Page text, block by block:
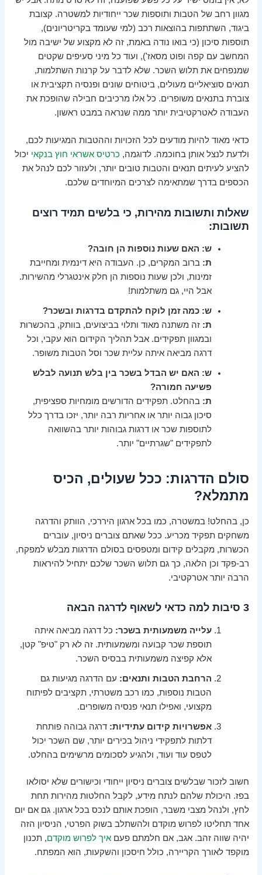
מגוון רחב של הטבות ותוספות שכר ייחודיות למשטרה. קצובת
ביגוד, השתתפות בהוצאות רכב (למי שעומד בקריטריונים),
תוספות סיכון (כי בואו נודה באמת, זה לא מקצוע של ישיבה מול
המחשב עם קפה ופוט מסאז'), ועוד כל מיני סעיפים שקטים
שמנפחים את תלוש השכר. שלא לדבר על קרנות השתלמות,
תנאים סוציאליים מעולים, ביטוחים שונים ופנסיה תקציבית או
צוברת בתנאים משופרים. כל אלו מרכיבים חבילה שהופכת את
העבודה לאטרקטיבית יותר ממה שנראה במבט ראשון.
כדאי מאוד להיות מודעים לכל הזכויות וההטבות המגיעות לכם,
ולדעת לנצל אותן בחוכמה. לדוגמה, כרטיס אשראי חוץ בנקאי יכול
להציע לעיתים תנאים והטבות טובים יותר, ולעזור לכם לנהל את
הכספים בדרך שמתאימה לצרכים המיוחדים שלכם.
שאלות ותשובות מהירות, כי בלשים תמיד רוצים
תשובות:
ש: האם שעות נוספות הן חובה?
ת: ברוב המקרים, כן. העבודה היא דינמית ומחייבת
זמינות, ולכן שעות נוספות הן חלק אינטגרלי מהשירות.
אבל היי, גם משתלמות!
ש: כמה זמן לוקח להתקדם בדרגות ובשכר?
ת: זה משתנה מאוד ותלוי בביצועים, בוותק, בהכשרות
ובמגוון תפקידים. אבל תהליך הקידום הוא עקבי, וכל
דרגה מביאה איתה עליית שכר וסל הטבות משופר.
ש: האם יש הבדל בשכר בין בלש תנועה לבלש
פשיעה חמורה?
ת: בהחלט. תפקידים הדורשים מומחיות ספציפית,
סיכון גבוה יותר או אחריות רבה יותר, יזכו בדרך כלל
לתוספות שכר או דרגות גבוהות יותר בהשוואה
לתפקידים "שגרתיים" יותר.
סולם הדרגות: ככל שעולים, הכיס
מתמלא?
כן, בהחלט! במשטרה, כמו בכל ארגון היררכי, הוותק והדרגה
משחקים תפקיד מכריע. ככל שאתם צוברים ניסיון, עוברים
הכשרות, מקבלים קידום ומטפסים בסולם הדרגות מבלש למפקח,
רב-פקד וכן הלאה, כך גם תלוש השכר שלכם יתחיל להיראות
הרבה יותר אטרקטיבי.
3 סיבות למה כדאי לשאוף לדרגה הבאה
עלייה משמעותית בשכר: כל דרגה מביאה איתה
תוספת שכר קבועה ומשמעותית. זה לא רק "טיפ" קטן,
אלא קפיצה משמעותית בבסיס השכר.
הרחבת הטבות ותנאים: עם הדרגה מגיעות גם
הטבות נוספות, כמו רכב משטרתי, תקציבים לפיתוח
מקצועי, ואפילו תנאי פנסיה משופרים.
אפשרויות קידום עתידיות: דרגה גבוהה פותחת
דלתות לתפקידי ניהול בכירים יותר, שם השכר יכול
לטפס עוד ועוד, ולהגיע לסכומים מרשימים בהחלט.
חשוב לזכור שבלשים צוברים ניסיון ייחודי וכישורים שלא יסולאו
בפז. היכולת שלהם לנתח מידע, לקבל החלטות מהירות תחת
לחץ, ולנהל מצבי משבר, הופכת אותם לנכס בכל ארגון. גם אם יום
אחד תחליטו לפרוש מוקדם ולהשתלב בשוק הפרטי, הניסיון הזה
יהיה שווה זהב. אגב, אם חלמתם פעםאיך לפרוש מוקדם, תכנון
מוקפד לאורך הקריירה, כולל חיסכון והשקעות, הוא המפתח.